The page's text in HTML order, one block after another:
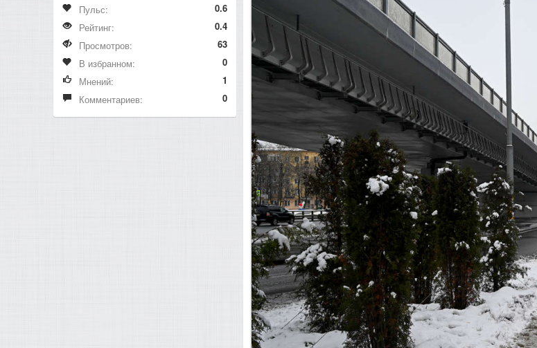
Пульс:
0.6
Рейтинг:
0.4
Просмотров:
63
В избранном:
0
Мнений:
1
Комментариев:
0